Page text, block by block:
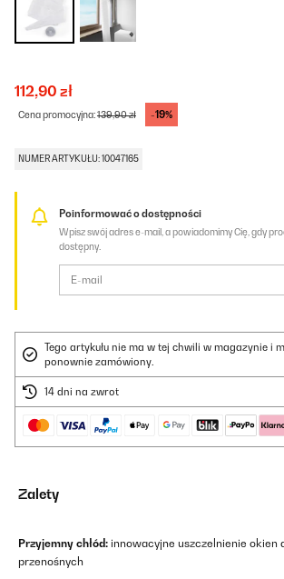
112,90 zł
Cena promocyjna:139,90 zł -19%
NUMER ARTYKUŁU: 10047165
Poinformować o dostępności
Wpisz swój adres e-mail, a powiadomimy Cię, gdy
dostępny.
Tego artykułu nie ma w tej chwili w magazynie i
ponownie zamówiony.
14 dni na zwrot
Zalety
Przyjemny chłód: innowacyjne uszczelnienie okien
przenośnych